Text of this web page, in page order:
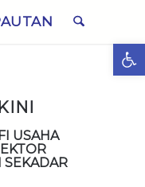
USAHA
SEKADAR